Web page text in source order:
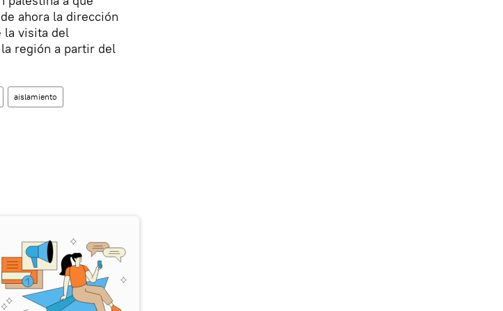
ahora la dirección
la visita del
región a partir del
aislamiento